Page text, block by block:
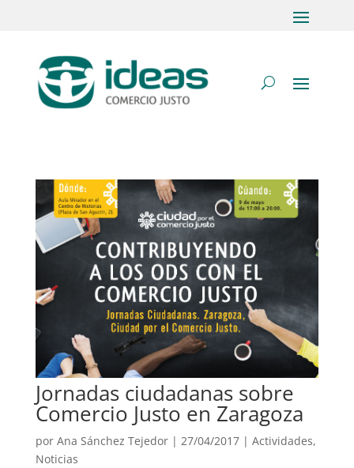
Jornadas ciudadanas sobre
Comercio Justo en Zaragoza
por Ana Sánchez Tejedor| 27/04/2017 | Actividades,
Noticias